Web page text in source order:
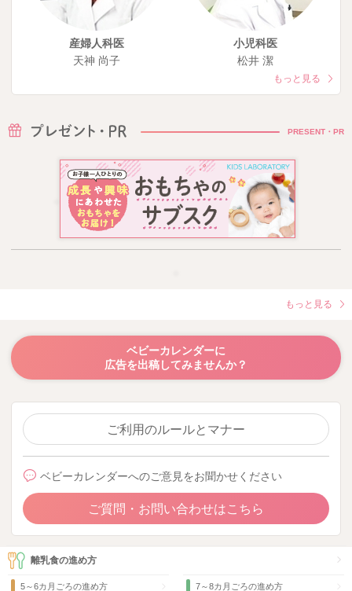
産婦人科医
天神 尚子
小児科医
松井 潔
もっと見る
PRESENT・PR
もっと見る
ベビーカレンダーに
広告を出稿してみませんか？
ご利用のルールとマナー
ベビーカレンダーへのご意見をお聞かせください
ご質問・お問い合わせはこちら
離乳食の進め方
5～6カ月ごろの進め方 7～8カ月ごろの進め方